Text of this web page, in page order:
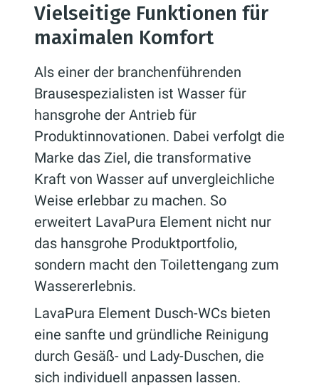
Vielseitige Funktionen für
maximalen Komfort
Als einer der branchenführenden
Brausespezialisten ist Wasser für
hansgrohe der Antrieb für
Produktinnovationen. Dabei verfolgt die
Marke das Ziel, die transformative
Kraft von Wasser auf unvergleichliche
Weise erlebbar zu machen. So
erweitert LavaPura Element nicht nur
das hansgrohe Produktportfolio,
sondern macht den Toilettengang zum
Wassererlebnis.
LavaPura Element Dusch-WCs bieten
eine sanfte und gründliche Reinigung
durch Gesäß- und Lady-Duschen, die
sich individuell anpassen lassen.